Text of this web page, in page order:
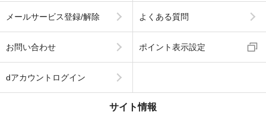
メールサービス登録/解除 よくある質問
お問い合わせ ポイント表示設定
dアカウントログイン
サイト情報